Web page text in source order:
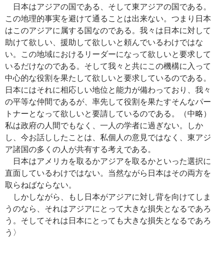
日本はアジアの国である、そして東アジアの国である。
この地理的事実を避けて通ることは出来ない。つまり日本
はこのアジアに属する国なのである。我々は日本に対して
助けて欲しい、援助して欲しいと頼んでいるわけではな
い。この地域におけるリーダーになって欲しいと要求して
いるだけなのである。そして我々と共にこの機構に入って
中心的な役割を果たして欲しいと要求しているのである。
日本にはそれに相応しい地位と能力が備わっており、我々
の平等な仲間であるが、率先して役割を果たすそんなパー
トナーとなって欲しいと要請しているのである。（中略）
私は政府の人間でもなく、一人の学者に過ぎない。しか
し、今お話ししたことは、私個人の意見ではなく、東アジ
ア諸国の多くの人が共有する考えである。
日本はアメリカを取るかアジアを取るかといった選択に
直面しているわけではない。当然ながら日本はその両方を
取らねばならない。
しかしながら、もし日本がアジアに対し背を向けてしま
うのなら、それはアジアにとって大きな損失となるであろ
う。そしてそれは日本にとっても大きな損失となるであろ
う〉